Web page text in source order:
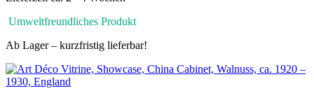
Umweltfreundliches Produkt
Ab Lager – kurzfristig lieferbar!